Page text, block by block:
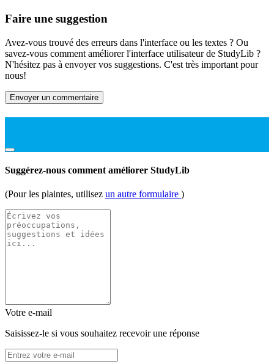
Faire une suggestion
Avez-vous trouvé des erreurs dans l'interface ou les textes ? Ou
savez-vous comment améliorer l'interface utilisateur de StudyLib ?
N'hésitez pas à envoyer vos suggestions. C'est très important pour
nous!
Envoyer un commentaire
Suggérez-nous comment améliorer StudyLib
(Pour les plaintes, utilisez un autre formulaire )
Votre e-mail
Saisissez-le si vous souhaitez recevoir une réponse